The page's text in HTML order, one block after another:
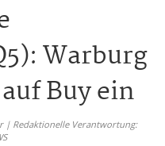
Warburg
Buy ein
| Redaktionelle Verantwortung: